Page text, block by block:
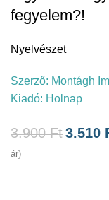
fegyelem?!
Nyelvészet
Szerző: Montágh
Kiadó: Holnap
3.900Ft3.510
ár)